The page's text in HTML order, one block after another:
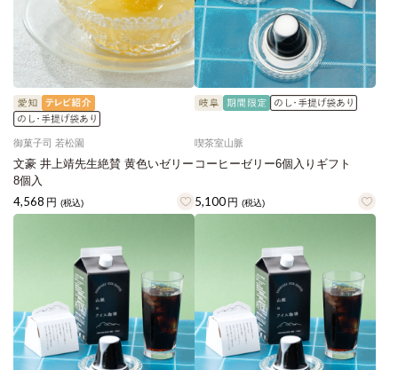
御菓子司 若松園
文豪 井上靖先生絶賛 黄色いゼリー
8個入
4,568 円 (税込)
喫茶室山脈
コーヒーゼリー6個入りギフト
5,100 円 (税込)